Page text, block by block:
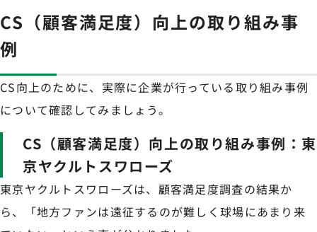
CS（顧客満足度）向上の取り組み事
例
CS向上のために、実際に企業が行っている取り組み事例
について確認してみましょう。
CS（顧客満足度）向上の取り組み事例：東
京ヤクルトスワローズ
東京ヤクルトスワローズは、顧客満足度調査の結果か
ら、「地方ファンは遠征するのが難しく球場にあまり来